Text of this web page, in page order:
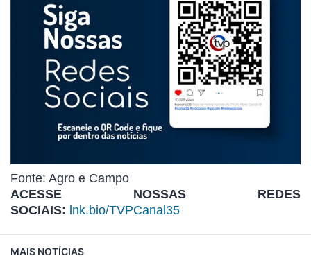
Fonte: Agro e Campo
ACESSE NOSSAS REDES
SOCIAIS: lnk.bio/TVPCanal35
MAIS NOTÍCIAS